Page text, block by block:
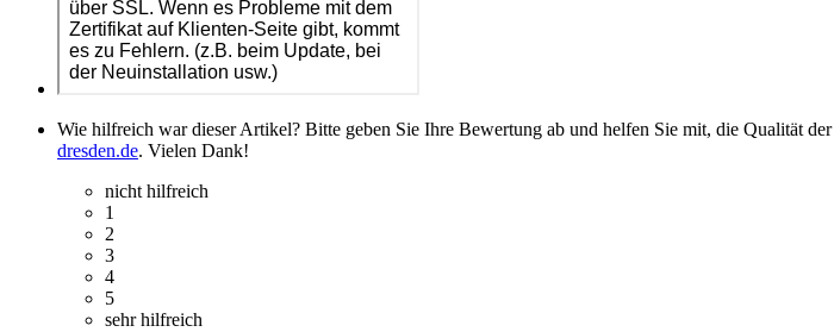
Wie hilfreich war dieser Artikel? Bitte geben Sie Ihre Bewertung ab und helfen Sie mit, die Qualität
dresden.de. Vielen Dank!
nicht hilfreich
1
2
3
4
5
sehr hilfreich